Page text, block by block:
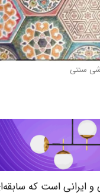
سنتی
است که